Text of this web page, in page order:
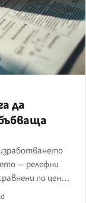
да
— релефни
по цена,
в класната